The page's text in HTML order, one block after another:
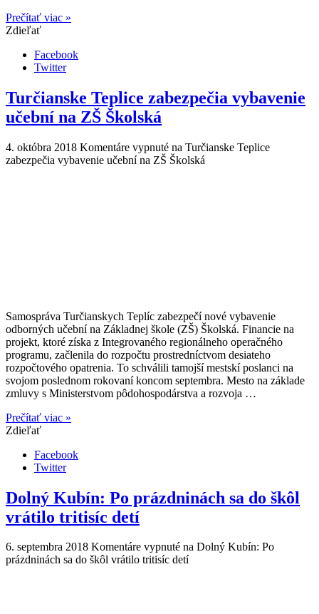
Prečítať viac »
Zdieľať
Facebook
Twitter
Turčianske Teplice zabezpečia vybavenie
učební na ZŠ Školská
4. októbra 2018 Komentáre vypnuté na Turčianske Teplice
zabezpečia vybavenie učební na ZŠ Školská
Samospráva Turčianskych Teplíc zabezpečí nové vybavenie
odborných učební na Základnej škole (ZŠ) Školská. Financie na
projekt, ktoré získa z Integrovaného regionálneho operačného
programu, začlenila do rozpočtu prostredníctvom desiateho
rozpočtového opatrenia. To schválili tamojší mestskí poslanci na
svojom poslednom rokovaní koncom septembra. Mesto na základe
zmluvy s Ministerstvom pôdohospodárstva a rozvoja …
Prečítať viac »
Zdieľať
Facebook
Twitter
Dolný Kubín: Po prázdninách sa do škôl
vrátilo tritisíc detí
6. septembra 2018 Komentáre vypnuté na Dolný Kubín: Po
prázdninách sa do škôl vrátilo tritisíc detí